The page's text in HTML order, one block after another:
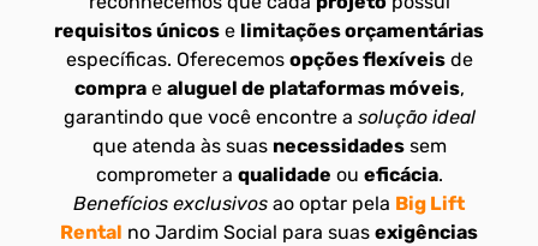
requisitos únicos e limitações orçamentárias
específicas. Oferecemos opções flexíveisde
comprae aluguel de plataformas móveis,
garantindo que você encontre a solução ideal
que atenda às suas necessidadessem
comprometer a qualidade ou eficácia.
Benefícios exclusivos ao optar pela Big Lift
Rental no Jardim Social para suas exigências